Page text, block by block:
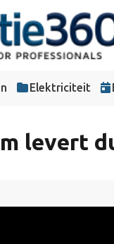
Elektriciteit
levert